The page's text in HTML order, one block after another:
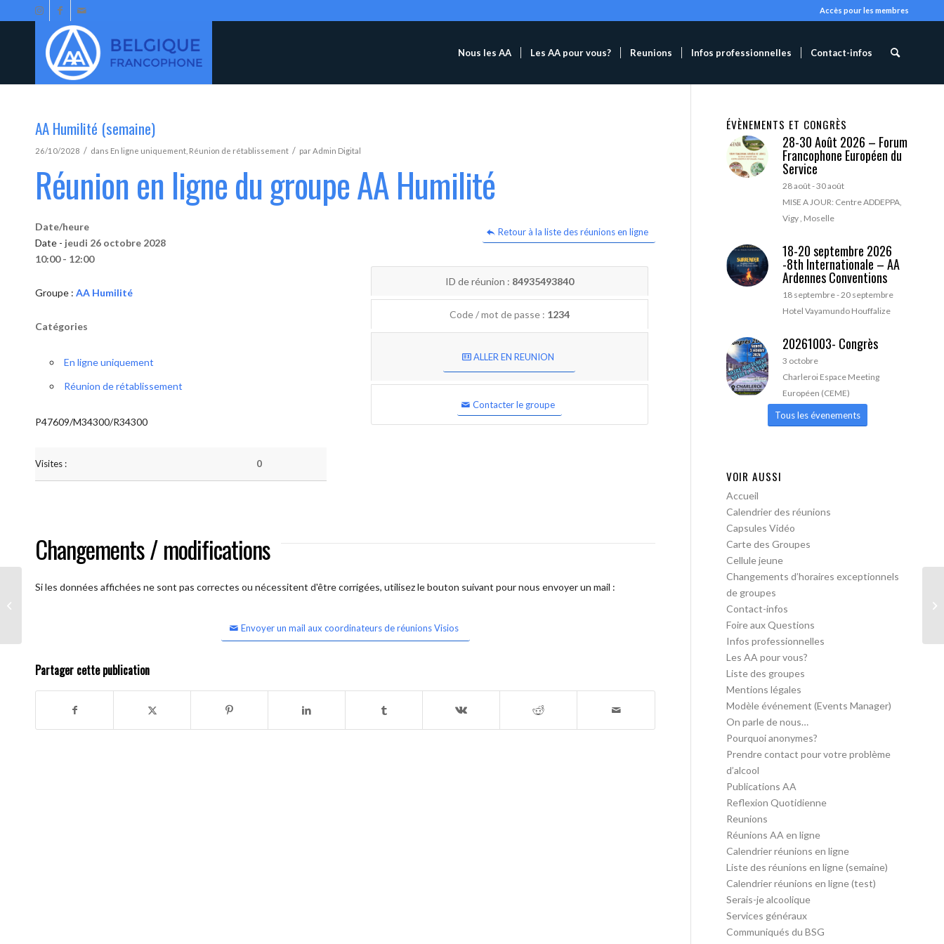
Accès pour les membres
Nous les AA Les AA pour vous? Reunions Infos professionnelles Contact-infos
AA Humilité (semaine)
26/10/2028 / dans En ligne uniquement Réunion de rétablissement / parAdmin Digital
Réunion en ligne du groupe AA Humilité
Retour à la liste des réunions en ligne
Date/heure
Date - jeudi 26 octobre 2028
10:00 - 12:00
Groupe : AA Humilité
Catégories
En ligne uniquement
Réunion de rétablissement
P47609/M34300/R34300
Visites : 0
ID de réunion : 84935493840
Code / mot de passe : 1234
ALLER EN REUNION
Contacter le groupe
Changements / modifications
Si les données affichées ne sont pas correctes ou nécessitent d'être corrigées, utilisez le bouton suivant pour nous envoyer un mail :
Envoyer un mail aux coordinateurs de réunions Visios
Partager cette publication
ÉVÈNEMENTS ET CONGRÈS
28-30 Août 2026 – Forum
Francophone Européen du
Service
28 août-30 août
MISE A JOUR: Centre ADDEPPA,
Vigy , Moselle
18-20 septembre 2026
-8th Internationale – AA
Ardennes Conventions
18 septembre-20 septembre
Hotel Vayamundo Houffalize
20261003- Congrès
3 octobre
Charleroi Espace Meeting
Européen (CEME)
Tous les évenements
VOIR AUSSI
Accueil
Calendrier des réunions
Capsules Vidéo
Carte des Groupes
Cellule jeune
Changements d’horaires exceptionnels
de groupes
Contact-infos
Foire aux Questions
Infos professionnelles
Les AA pour vous?
Liste des groupes
Mentions légales
Modèle événement (Events Manager)
On parle de nous…
Pourquoi anonymes?
Prendre contact pour votre problème
d’alcool
Publications AA
Reflexion Quotidienne
Reunions
Réunions AA en ligne
Calendrier réunions en ligne
Liste des réunions en ligne (semaine)
Calendrier réunions en ligne (test)
Serais-je alcoolique
Services généraux
Communiqués du BSG